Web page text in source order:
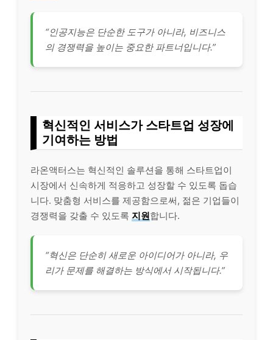
“인공지능은 단순한 도구가 아니라, 비즈니스
의 경쟁력을 높이는 중요한 파트너입니다.”
혁신적인 서비스가 스타트업 성장에
기여하는 방법
라온액터스는 혁신적인 솔루션을 통해 스타트업이
시장에서 신속하게 적응하고 성장할 수 있도록 돕습
니다. 맞춤형 서비스를 제공함으로써, 젊은 기업들이
경쟁력을 갖출 수 있도록 지원합니다.
“혁신은 단순히 새로운 아이디어가 아니라, 우
리가 문제를 해결하는 방식에서 시작됩니다.”